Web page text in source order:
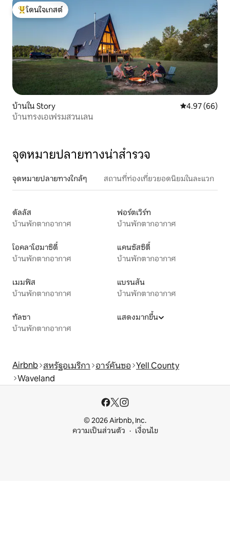
โดนใจเกสต์ที่สุด
โดนใจเกสต์
บ้านใน Story คะแนนเฉลี่ย
4.97 (66)
บ้านทรงเอเฟรมสวนเลน
จุดหมายปลายทางน่าสำรวจ
จุดหมายปลายทางใกล้ๆ สถานที่ท่องเที่ยวยอดนิยมในละแวก
ดัลลัส
บ้านพักตากอากาศ
ฟอร์ตเวิร์ท
บ้านพักตากอากาศ
โอคลาโฮมาซิตี้
บ้านพักตากอากาศ
แคนซัสซิตี้
บ้านพักตากอากาศ
เมมฟิส
บ้านพักตากอากาศ
แบรนสัน
บ้านพักตากอากาศ
ทัลซา
บ้านพักตากอากาศ
แสดงมากขึ้น
Airbnb สหรัฐอเมริกา อาร์คันซอ Yell County
Waveland
© 2026 Airbnb, Inc.
ความเป็นส่วนตัว
เงื่อนไข